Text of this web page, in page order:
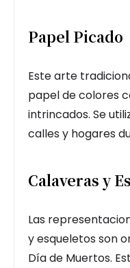
Papel Picado
Este arte
papel de colores
intrincados. Se
calles y hogares
Calaveras y
Las
y esqueletos son
Día de Muertos.